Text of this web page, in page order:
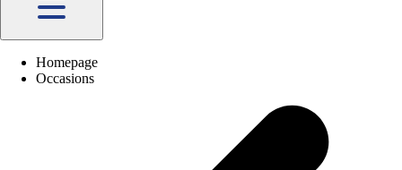
Homepage
Occasions